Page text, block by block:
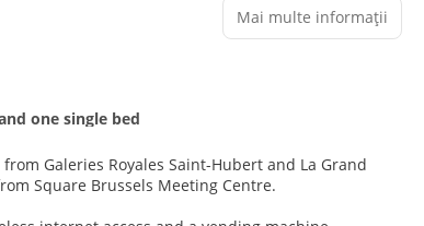
one single bed
Galeries Royales Saint-Hubert and La Grand
from Square Brussels Meeting Centre.
Mai multe informații